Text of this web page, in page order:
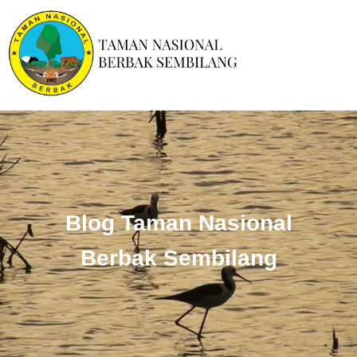
Blog Taman Nasional
Berbak Sembilang